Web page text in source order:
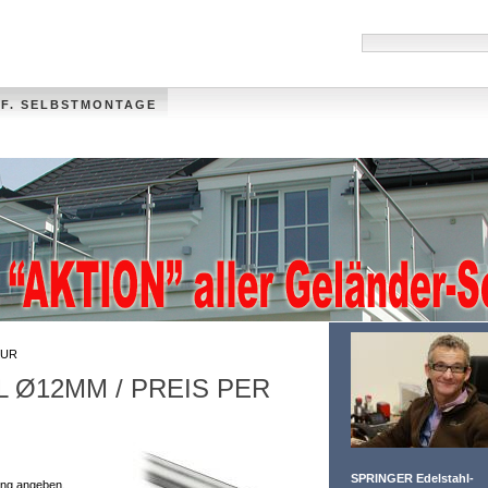
SELBSTMONTAGE
Ø12MM / PREIS PER
angeben.
SPRINGER Edelstahl-